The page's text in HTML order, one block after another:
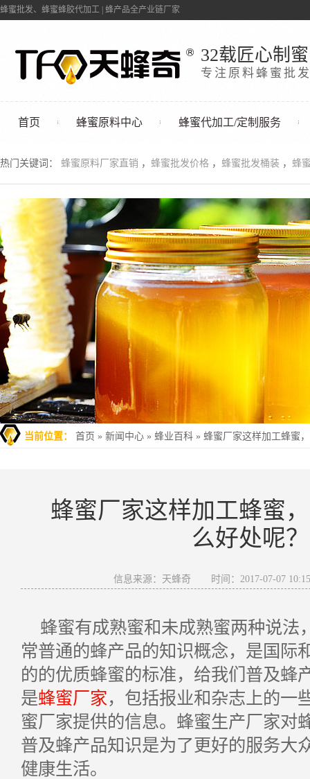
蜂蜜批发、蜂蜜蜂胶代加工 | 蜂产品全产业链厂家
32载匠心制蜜
专注原料蜂蜜批
首页 蜂蜜原料中心 蜂蜜代加工/定制服务
联系我们
热门关键词： 蜂蜜原料厂家直销 ， 蜂蜜批发价格 ， 蜂蜜批发桶装 ， 蜂
当前位置： 首页 » 新闻中心 » 蜂业百科 » 蜂蜜厂家这样加工蜂蜜
蜂蜜厂家这样加工蜂蜜
么好处呢？
信息来源：天蜂奇 时间：2017-07-07
蜂蜜有成熟蜜和未成熟蜜两种说法
常普通的蜂产品的知识概念，是国际
的的优质蜂蜜的标准，给我们普及蜂
是蜂蜜厂家，包括报业和杂志上的一
蜜厂家提供的信息。蜂蜜生产厂家对
普及蜂产品知识是为了更好的服务大
健康生活。